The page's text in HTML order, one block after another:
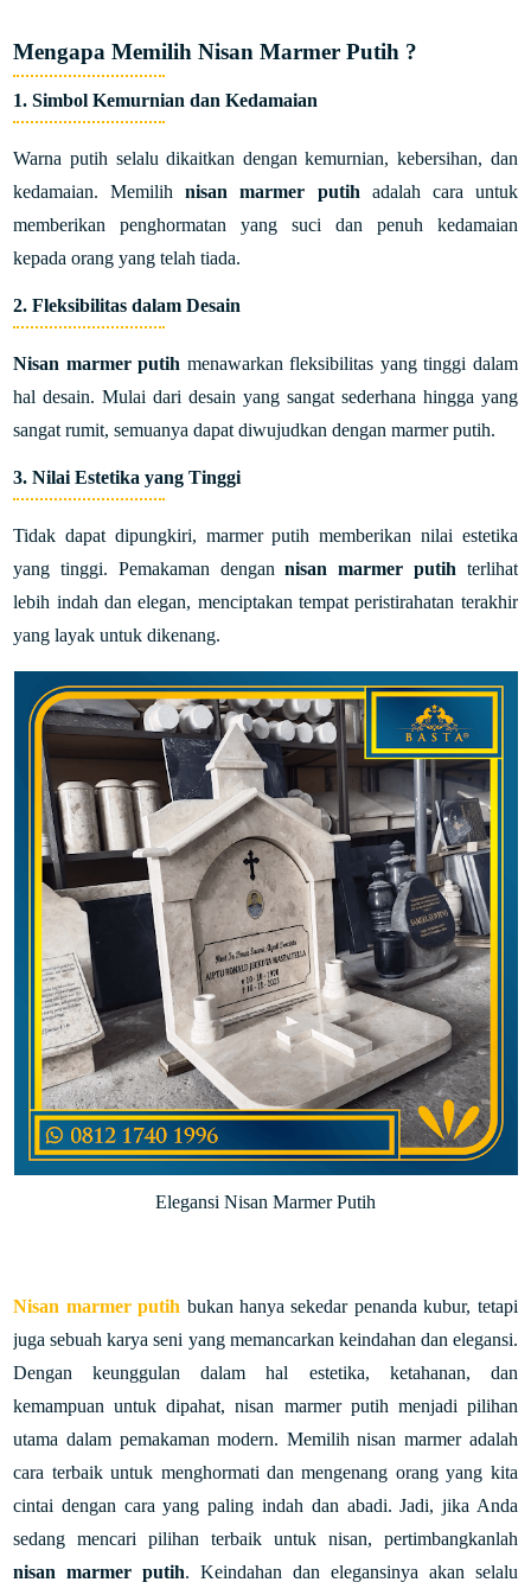
Mengapa Memilih Nisan Marmer Putih ?
1. Simbol Kemurnian dan Kedamaian
Warna putih selalu dikaitkan dengan kemurnian, kebersihan, dan
kedamaian. Memilihnisan marmer putih adalah cara untuk
memberikan penghormatan yang suci dan penuh kedamaian
kepada orang yang telah tiada.
2. Fleksibilitas dalam Desain
Nisan marmer putih menawarkan fleksibilitas yang tinggi dalam
hal desain. Mulai dari desain yang sangat sederhana hingga yang
sangat rumit, semuanya dapat diwujudkan dengan marmer putih.
3. Nilai Estetika yang Tinggi
Tidak dapat dipungkiri, marmer putih memberikan nilai estetika
yang tinggi. Pemakaman dengannisan marmer putih terlihat
lebih indah dan elegan, menciptakan tempat peristirahatan terakhir
yang layak untuk dikenang.
Elegansi Nisan Marmer Putih
Nisan marmer putih bukan hanya sekedar penanda kubur, tetapi
juga sebuah karya seni yang memancarkan keindahan dan elegansi.
Dengan keunggulan dalam hal estetika, ketahanan, dan
kemampuan untuk dipahat, nisan marmer putih menjadi pilihan
utama dalam pemakaman modern. Memilih nisan marmer adalah
cara terbaik untuk menghormati dan mengenang orang yang kita
cintai dengan cara yang paling indah dan abadi.Jadi, jika Anda
sedang mencari pilihan terbaik untuk nisan, pertimbangkanlah
nisan marmer putih. Keindahan dan elegansinya akan selalu